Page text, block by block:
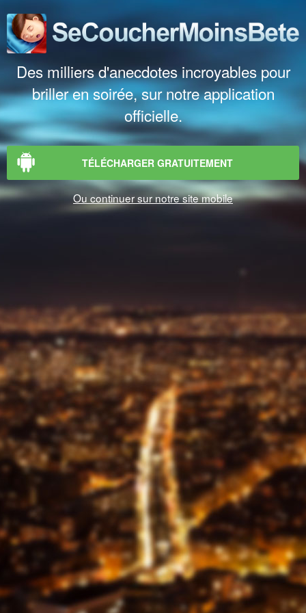
Des milliers d'anecdotes incroyables pour
briller en soirée, sur notre application
officielle.
TÉLÉCHARGER GRATUITEMENT
Ou continuer sur notre site mobile